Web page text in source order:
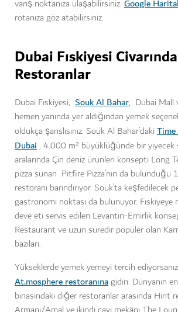
varış noktanıza ulaşabilirsiniz. Google
rotanıza göz atabilirsiniz.
Dubai Fıskiyesi
Restoranlar
Dubai Fıskiyesi, Souk Al Bahar, Dubai Mall
hemen yanında yer aldığından yemek
oldukça şanslısınız. Souk Al Bahar’daki
Dubai, 4.000 m² büyüklüğünde bir yiyecek
aralarında Çin deniz ürünleri konsepti Long
pizza sunan Pitfire Pizza’nın da bulunduğu
restoranı barındırıyor. Souk’ta keşfedilecek
gastronomi noktası da bulunuyor. Fıskiyeye
deve eti servis edilen Levantin-Emirlik
Restaurant ve uzun süredir popüler olan
bazıları.
Yükseklerde yemek yemeyi tercih
At.mosphere restoranınagidin. Dünyanın
binasındaki diğer restoranlar arasında Hint